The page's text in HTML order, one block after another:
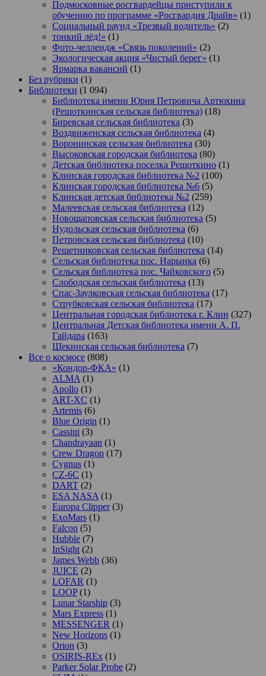
Подмосковные росгвардейцы приступили к
обучению по программе «Росгвардия Драйв» (1)
Социальный раунд «Трезвый водитель» (2)
тонкий лёд!» (1)
Фото-челлендж «Связь поколений» (2)
Экологическая акция «Чистый берег» (1)
Ярмарка вакансий (1)
Без рубрики (1)
Библиотеки (1 094)
Библиотека имени Юрия Петровича Артюхина
(Решоткинская сельская библиотека) (18)
Биревская сельская библиотека (3)
Воздвиженская сельская библиотека (4)
Воронинская сельская библиотека (30)
Высоковская городская библиотека (80)
Детская библиотека поселка Решоткино (1)
Клинская городская библиотека №2 (100)
Клинская городская библиотека №6 (5)
Клинская детская библиотека №2 (259)
Малеевская сельская библиотека (12)
Новощаповская сельская библиотека (5)
Нудольская сельская библиотека (6)
Петровская сельская библиотека (10)
Решетниковская сельская библиотека (14)
Сельская библиотека пос. Нарынка (6)
Сельская библиотека пос. Чайковского (5)
Слободская сельская библиотека (13)
Спас-Заулковская сельская библиотека (17)
Струбковская сельская библиотека (17)
Центральная городская библиотека г. Клин (327)
Центральная Детская библиотека имени А. П.
Гайдара (163)
Щекинская сельская библиотека (7)
Все о космосе (808)
«Кондор-ФКА» (1)
ALMA (1)
Apollo (1)
ART-XC (1)
Artemis (6)
Blue Origin (1)
Cassini (3)
Chandrayaan (1)
Crew Dragon (17)
Cygnus (1)
CZ-6C (1)
DART (2)
ESA NASA (1)
Europa Clipper(3)
ExoMars (1)
Falcon (5)
Hubble (7)
InSight (2)
James Webb (36)
JUICE (2)
LOFAR (1)
LOOP(1)
Lunar Starship (3)
Mars Express (1)
MESSENGER (1)
New Horizons (1)
Orion (3)
OSIRIS-REx (1)
Parker Solar Probe (2)